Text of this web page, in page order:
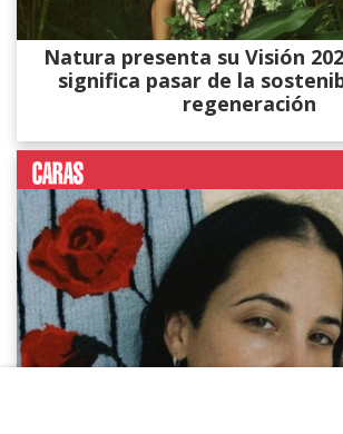
Natura presenta su Visión
significa pasar de la
regeneración